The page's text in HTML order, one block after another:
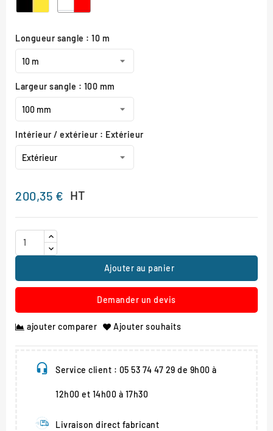
Longueur sangle : 10 m
Largeur sangle : 100 mm
Intérieur / extérieur : Extérieur
200,35 € HT
Ajouter au panier
Demander un devis
ajouter comparer Ajouter souhaits
Service client : 05 53 74 47 29 de 9h00 à
12h00 et 14h00 à 17h30
Livraison direct fabricant